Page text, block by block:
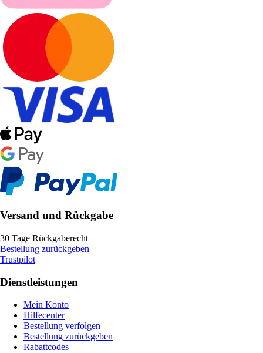
Versand und Rückgabe
30 Tage Rückgaberecht
Bestellung zurückgeben
Trustpilot
Dienstleistungen
Mein Konto
Hilfecenter
Bestellung verfolgen
Bestellung zurückgeben
Rabattcodes